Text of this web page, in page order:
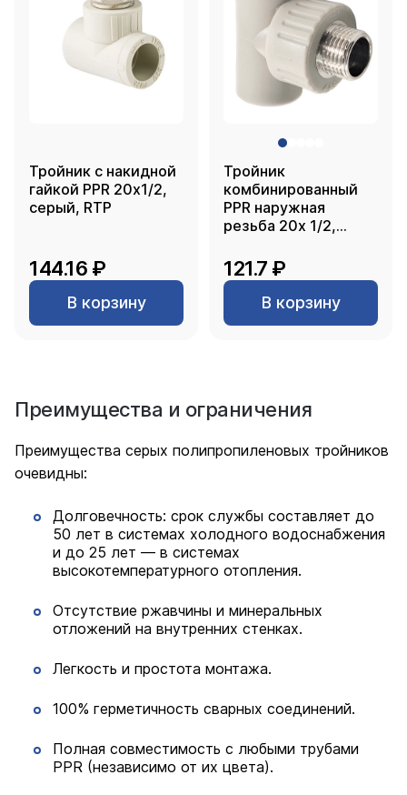
Тройник с накидной
гайкой PPR 20х1/2,
серый, RTP
144.16 ₽
В корзину
Тройник
комбинированный
PPR наружная
резьба 20х 1/2,
121.7 ₽
В корзину
Преимущества и ограничения
Преимущества серых полипропиленовых тройников
очевидны:
Долговечность: срок службы составляет до
50 лет в системах холодного водоснабжения
и до 25 лет — в системах
высокотемпературного отопления.
Отсутствие ржавчины и минеральных
отложений на внутренних стенках.
Легкость и простота монтажа.
100% герметичность сварных соединений.
Полная совместимость с любыми трубами
PPR (независимо от их цвета).